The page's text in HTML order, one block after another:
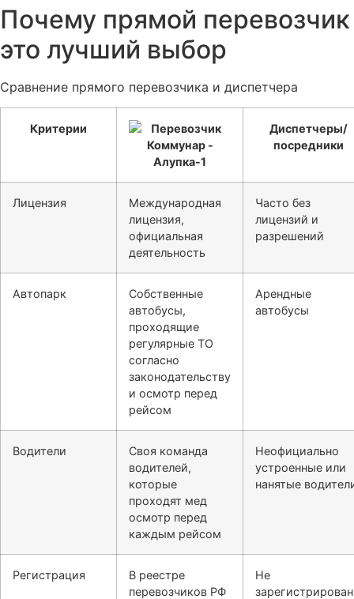
Почему прямой перевозчик
это лучший выбор
Сравнение прямого перевозчика и диспетчера
Критерии
Диспетчеры/
посредники
Лицензия
Международная
лицензия,
официальная
деятельность
Часто без
лицензий и
разрешений
Автопарк
Собственные
автобусы,
проходящие
регулярные ТО
согласно
законодательству
и осмотр перед
рейсом
Арендные
автобусы
Водители
Своя команда
водителей,
которые
проходят мед
осмотр перед
каждым рейсом
Неофициально
устроенные или
нанятые
Регистрация
В реестре
перевозчиков РФ
Не